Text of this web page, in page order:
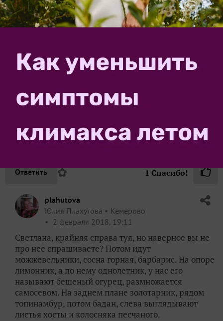
у меня сидит в другом месте. Я его не
фотографировала. У принцессы цветки
ярко-розовые. Она у меня когда цветет,
Solan
2 февраля 2018, 17:22
А что у вас растет крайним справа? Очень красиво!
Ответить ✿ 1 Спасибо!
plahutova
Юлия Плахутова
Кемерово
2 февраля 2018, 19:11
Светлана, крайняя справа туя, но наверное вы не
про нее спрашиваете? Потом идут
можжевельники, сосна горная, барбарис. На опоре
лимонник, а по нему однолетник, у нас его
называют бешеный огурец, размножается
самосевом. На заднем плане золотарник, рядом
топинамбур, потом бадан, слева выглядывают
листья хосты и колосняка песчаного.